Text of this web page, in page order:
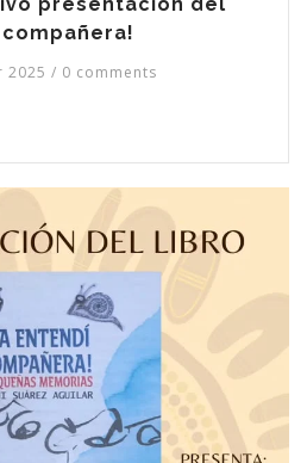
presentación del
2025 / 0 comments